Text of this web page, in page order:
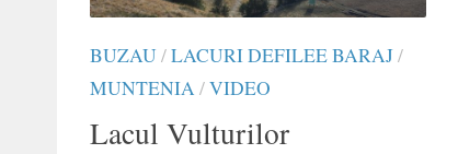
BUZAU/LACURI DEFILEE BARAJ/
MUNTENIA/VIDEO
Lacul Vulturilor